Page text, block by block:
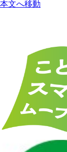
本文へ移動